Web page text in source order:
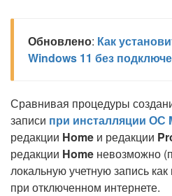
Обновлено: Как
Windows 11 без
Сравнивая процедуры
записи при инсталляции ОС
редакции Home и редакции
редакции Home невозможно
локальную учетную запись
при отключенном интернете.